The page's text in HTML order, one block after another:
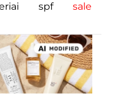
spf sale